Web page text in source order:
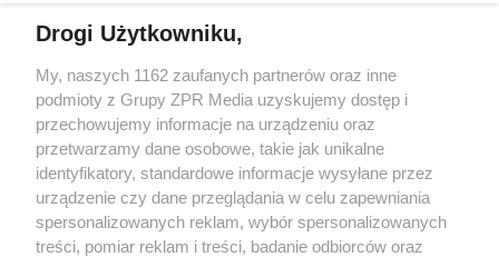
Żaden utwór zamieszczony w serwisie nie może być powielany i
rozpowszechniany lub dalej rozpowszechniany w jakikolwiek
sposób (w tym także elektroniczny lub mechaniczny) na
jakimkolwiek polu eksploatacji w jakiejkolwiek formie, włącznie z
umieszczaniem w Internecie bez pisemnej zgody właściciela praw.
Jakiekolwiek użycie lub wykorzystanie utworów w całości lub w
części z naruszeniem prawa, tzn. bez właściwej zgody, jest
zabronione pod groźbą kary i może być ścigane prawnie.
Drogi Użytkowniku,
My, naszych 1162 zaufanych partnerów oraz inne
podmioty z Grupy ZPR Media uzyskujemy dostęp i
przechowujemy informacje na urządzeniu oraz
przetwarzamy dane osobowe, takie jak unikalne
identyfikatory, standardowe informacje wysyłane przez
urządzenie czy dane przeglądania w celu zapewniania
spersonalizowanych reklam, wybór spersonalizowanych
treści, pomiar reklam i treści, badanie odbiorców oraz